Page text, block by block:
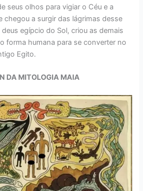
seus olhos para vigiar o Céu e a
chegou a surgir das lágrimas desse
egípcio do Sol, criou as demais
forma humana para se converter no
Egito.
DA MITOLOGIA MAIA